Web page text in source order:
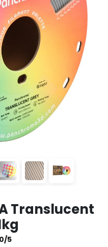
Translucent
5